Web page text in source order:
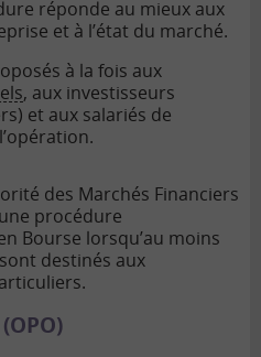
réponde au mieux aux
et à l’état du marché.
à la fois aux
, aux investisseurs
et aux salariés de
des Marchés Financiers
procédure
Bourse lorsqu’au moins
destinés aux